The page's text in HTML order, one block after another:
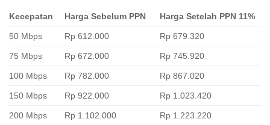
Kecepatan Harga Sebelum PPN Harga Setelah PPN 11%
50 Mbps Rp 612.000 Rp 679.320
75 Mbps Rp 672.000 Rp 745.920
100 Mbps Rp 782.000 Rp 867.020
150 Mbps Rp 922.000 Rp 1.023.420
200 Mbps Rp 1.102.000 Rp 1.223.220